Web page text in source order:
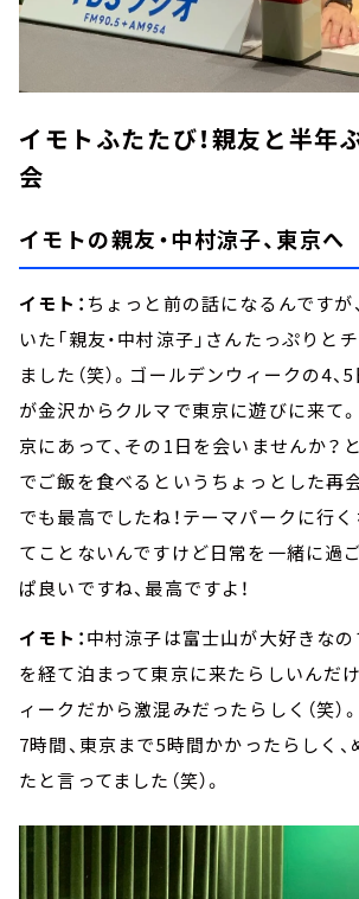
イモトふたたび！親友と半年
会
イモトの親友・中村涼子、東京へ
イモト： ちょっと前の話になるんですが
いた「親友・中村涼子」さんたっぷりと
ました（笑）。ゴールデンウィークの4、
が金沢からクルマで東京に遊びに来て
京にあって、その1日を会いませんか？
でご飯を食べるというちょっとした再
でも最高でしたね！テーマパークに行
てことないんですけど日常を一緒に過
ぱ良いですね、最高ですよ！
イモト：中村涼子は富士山が大好きな
を経て泊まって東京に来たらしいんだ
ィークだから激混みだったらしく（笑）
7時間、東京まで5時間かかったらしく
たと言ってました（笑）。